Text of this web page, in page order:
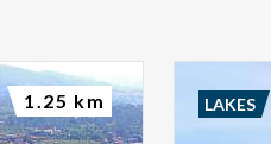
1.25 km LAKES